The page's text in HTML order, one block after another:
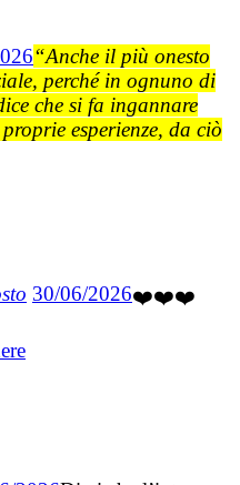
“Anche il più onesto
perché in ognuno di
che si fa ingannare
esperienze, da ciò
30/06/2026❤️❤️❤️